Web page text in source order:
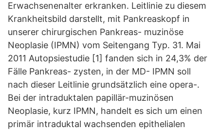
Erwachsenenalter erkranken. Leitlinie zu diesem
Krankheitsbild darstellt, mit Pankreaskopf in
unserer chirurgischen Pankreas- muzinöse
Neoplasie (IPMN) vom Seitengang Typ. 31. Mai
2011 Autopsiestudie [1] fanden sich in 24,3% der
Fälle Pankreas- zysten, in der MD- IPMN soll
nach dieser Leitlinie grundsätzlich eine opera-.
Bei der intraduktalen papillär-muzinösen
Neoplasie, kurz IPMN, handelt es sich um einen
primär intraduktal wachsenden epithelialen